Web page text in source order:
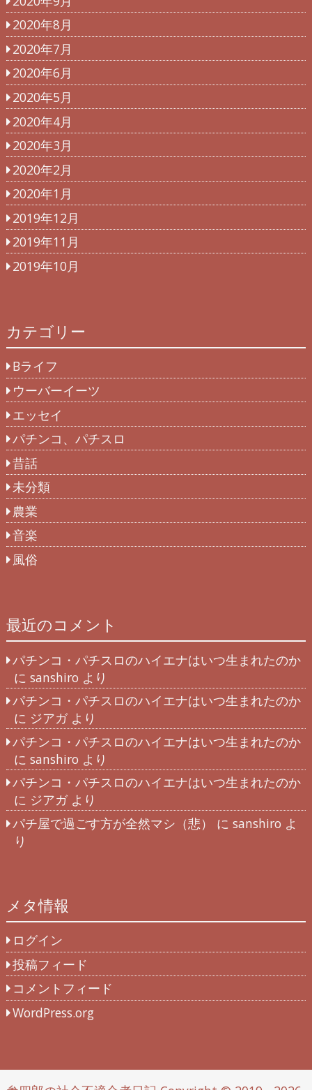
2020年8月
2020年7月
2020年6月
2020年5月
2020年4月
2020年3月
2020年2月
2020年1月
2019年12月
2019年11月
2019年10月
カテゴリー
Bライフ
ウーバーイーツ
エッセイ
パチンコ、パチスロ
昔話
未分類
農業
音楽
風俗
最近のコメント
パチンコ・パチスロのハイエナはいつ生まれたのか
に sanshiro より
パチンコ・パチスロのハイエナはいつ生まれたのか
に ジアガより
パチンコ・パチスロのハイエナはいつ生まれたのか
に sanshiro より
パチンコ・パチスロのハイエナはいつ生まれたのか
に ジアガより
パチ屋で過ごす方が全然マシ（悲）
にsanshiro よ
り
メタ情報
ログイン
投稿フィード
コメントフィード
WordPress.org